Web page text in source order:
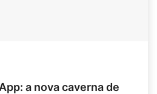
a nova caverna de